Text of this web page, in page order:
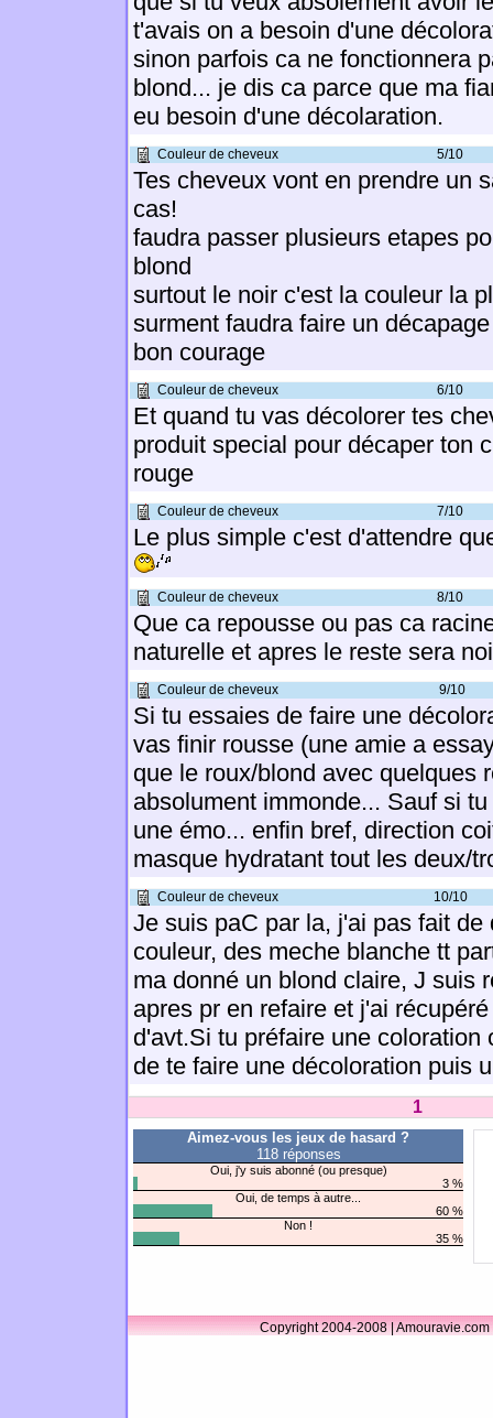
t'avais on a besoin d'une
sinon parfois ca ne fonctionnera
blond... je dis ca parce que ma
eu besoin d'une décolaration.
Couleur de cheveux 5/10
Tes cheveux vont en prendre un
cas!
faudra passer plusieurs etapes
blond
surtout le noir c'est la couleur la
surment faudra faire un décapage
bon courage
Couleur de cheveux 6/10
Et quand tu vas décolorer tes
produit special pour décaper ton
rouge
Couleur de cheveux 7/10
Le plus simple c'est d'attendre
Couleur de cheveux 8/10
Que ca repousse ou pas ca
naturelle et apres le reste sera
Couleur de cheveux 9/10
Si tu essaies de faire une
vas finir rousse (une amie a
que le roux/blond avec quelques
absolument immonde... Sauf si
une émo... enfin bref, direction
masque hydratant tout les deux/
Couleur de cheveux 10/10
Je suis paC par la, j'ai pas fait de
couleur, des meche blanche tt
ma donné un blond claire, J suis
apres pr en refaire et j'ai
d'avt.Si tu préfaire une coloration
de te faire une décoloration puis
1
Aimez-vous les jeux de hasard ?
118 réponses
Oui, j'y suis abonné (ou presque)
3 %
Oui, de temps à autre...
60 %
Non !
35 %
Copyright 2004-2008 |